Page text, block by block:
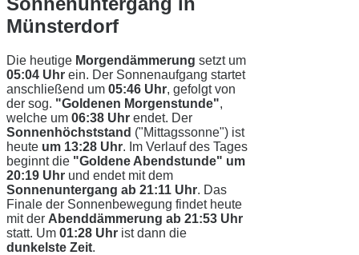
Münsterdorf
Die heutige Morgendämmerung setzt um
05:04 Uhr ein. Der Sonnenaufgang startet
anschließend um 05:46 Uhr, gefolgt von
der sog. "Goldenen Morgenstunde",
welche um 06:38 Uhr endet. Der
Sonnenhöchststand ("Mittagssonne") ist
heute um 13:28 Uhr. Im Verlauf des Tages
beginnt die "Goldene Abendstunde" um
20:19 Uhr und endet mit dem
Sonnenuntergang ab 21:11 Uhr. Das
Finale der Sonnenbewegung findet heute
mit der Abenddämmerung ab 21:53 Uhr
statt. Um 01:28 Uhr ist dann die
dunkelste Zeit.